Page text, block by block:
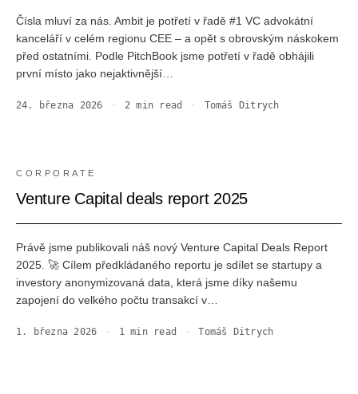
Čísla mluví za nás. Ambit je potřetí v řadě #1 VC advokátní
kanceláří v celém regionu CEE – a opět s obrovským náskokem
před ostatními. Podle PitchBook jsme potřetí v řadě obhájili
první místo jako nejaktivnější…
24. března 2026 · 2 min read · Tomáš Ditrych
CORPORATE
Venture Capital deals report 2025
Právě jsme publikovali náš nový Venture Capital Deals Report
2025. 🚀 Cílem předkládaného reportu je sdílet se startupy a
investory anonymizovaná data, která jsme díky našemu
zapojení do velkého počtu transakcí v…
1. března 2026 · 1min read · Tomáš Ditrych